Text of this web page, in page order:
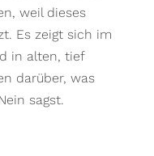
weil dieses
Es zeigt sich im
in alten, tief
darüber, was
sagst.